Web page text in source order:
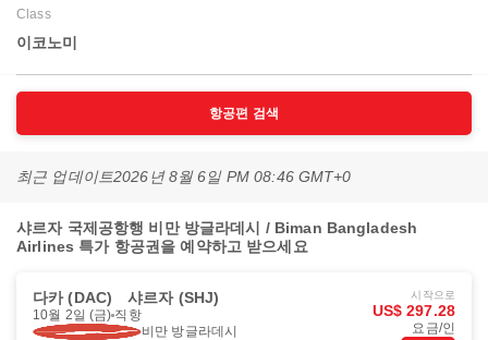
Class
이코노미
항공편 검색
최근 업데이트2026년 8월 6일 PM 08:46 GMT+0
샤르자 국제공항행 비만 방글라데시 / Biman Bangladesh
Airlines 특가 항공권을 예약하고 받으세요
다카 (DAC) 샤르자 (SHJ)
10월 2일 (금) 직항
비만 방글라데시
시작으로
US$ 297.28
요금/인